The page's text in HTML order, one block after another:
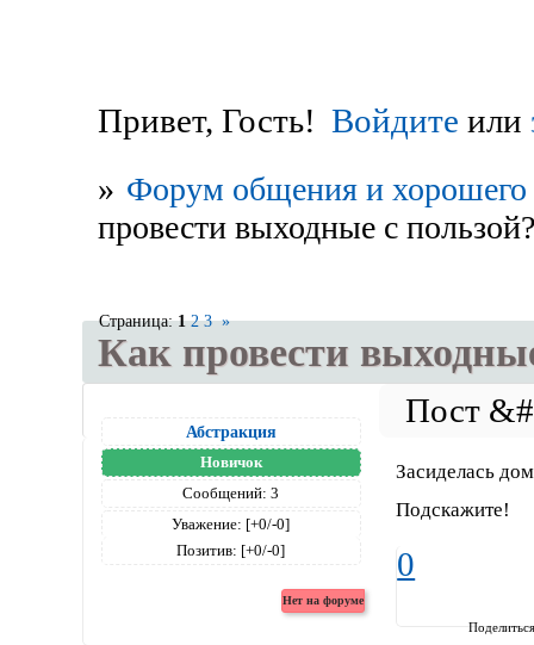
Привет, Гость! Войдите или
» Форум общения и хорошего
провести выходные с
Как провести
Страница:1 2 3 »
Абстракция
Новичок
Сообщений: 3
Уважение: [+0/-0]
Позитив: [+0/-0]
Засиделась
Подскажите!
0